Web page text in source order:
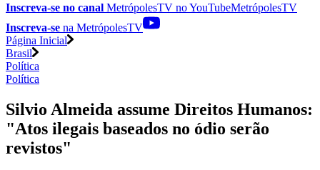
Inscreva-se no canal MetrópolesTV noYouTubeMetrópolesTV
Inscreva-se na MetrópolesTV
Página Inicial
Brasil
Política
Política
Silvio Almeida assume Direitos Humanos:
"Atos ilegais baseados no ódio serão
revistos"